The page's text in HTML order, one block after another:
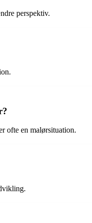
perspektiv.
ofte en malørsituation.